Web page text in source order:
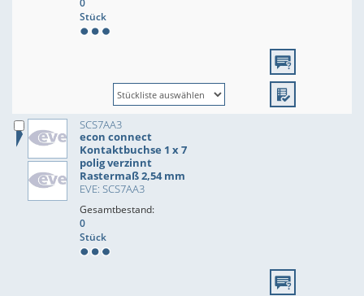
0
Stück
SCS7AA3
econ connect
Kontaktbuchse 1 x 7
polig verzinnt
Rastermaß 2,54 mm
EVE: SCS7AA3
Gesamtbestand:
0
Stück